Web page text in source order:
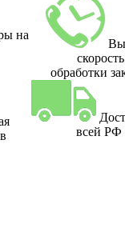
на
скорость
обработки
всей РФ